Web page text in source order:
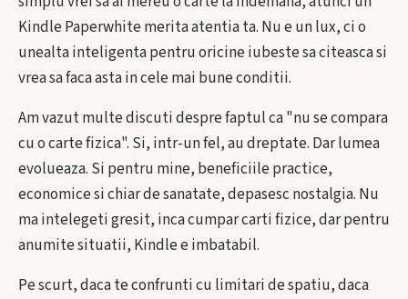
Kindle Paperwhite merita atentia ta. Nu e un lux, ci o
unealta inteligenta pentru oricine iubeste sa citeasca si
vrea sa faca asta in cele mai bune conditii.
Am vazut multe discuti despre faptul ca "nu se compara
cu o carte fizica". Si, intr-un fel, au dreptate. Dar lumea
evolueaza. Si pentru mine, beneficiile practice,
economice si chiar de sanatate, depasesc nostalgia. Nu
ma intelegeti gresit, inca cumpar carti fizice, dar pentru
anumite situatii, Kindle e imbatabil.
Pe scurt, daca te confrunti cu limitari de spatiu, daca